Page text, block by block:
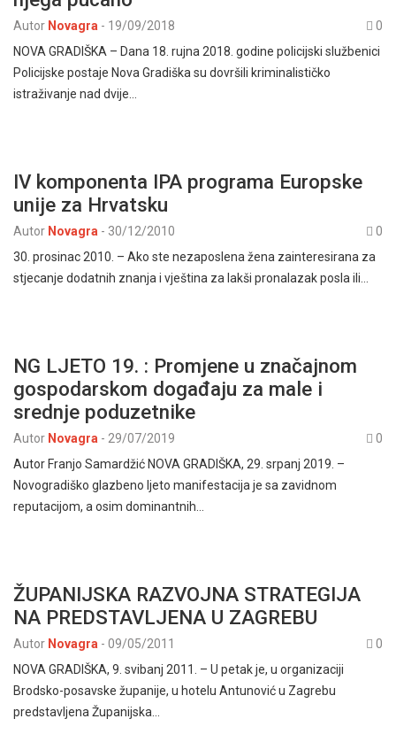
Autor Novagra - 19/09/2018
0
NOVA GRADIŠKA – Dana 18. rujna 2018. godine policijski službenici
Policijske postaje Nova Gradiška su dovršili kriminalističko
istraživanje nad dvije…
IV komponenta IPA programa Europske
unije za Hrvatsku
Autor Novagra - 30/12/2010
0
30. prosinac 2010. – Ako ste nezaposlena žena zainteresirana za
stjecanje dodatnih znanja i vještina za lakši pronalazak posla ili…
NG LJETO 19. : Promjene u značajnom
gospodarskom događaju za male i
srednje poduzetnike
Autor Novagra - 29/07/2019
0
Autor Franjo Samardžić NOVA GRADIŠKA, 29. srpanj 2019. –
Novogradiško glazbeno ljeto manifestacija je sa zavidnom
reputacijom, a osim dominantnih…
ŽUPANIJSKA RAZVOJNA STRATEGIJA
NA PREDSTAVLJENA U ZAGREBU
Autor Novagra - 09/05/2011
0
NOVA GRADIŠKA, 9. svibanj 2011. – U petak je, u organizaciji
Brodsko-posavske županije, u hotelu Antunović u Zagrebu
predstavljena Županijska…